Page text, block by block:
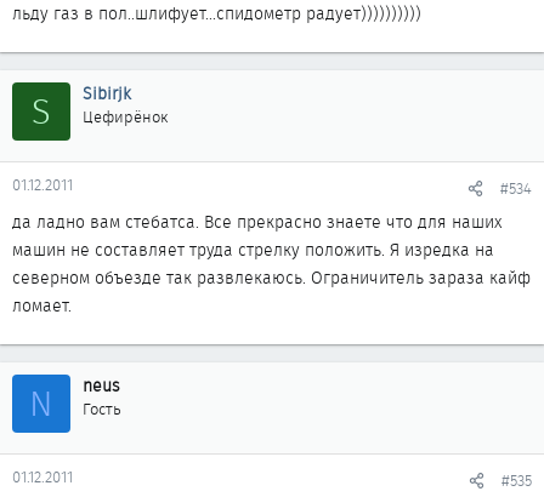
льду газ в пол..шлифует...спидометр радует))))))))))
S Sibirjk
Цефирёнок
01.12.2011 #534
да ладно вам стебатса. Все прекрасно знаете что для наших
машин не составляет труда стрелку положить. Я изредка на
северном объезде так развлекаюсь. Ограничитель зараза кайф
ломает.
N neus
Гость
01.12.2011 #535